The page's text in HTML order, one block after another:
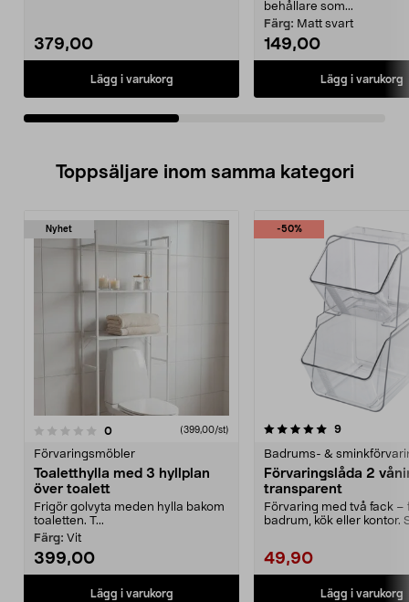
379,00
Lägg i varukorg
behållare som...
Färg: Matt svart
149,00
Lägg i varukorg
Toppsäljare inom samma kategori
Nyhet
0recensioner (399,00/st)
Förvaringsmöbler
Toaletthylla med 3 hyllplan
över toalett
Frigör golvyta meden hylla bakom
toaletten. T...
Färg: Vit
399,00
Lägg i varukorg
-50%
5.0 av 5 stjärnor 9recensioner
Badrums- &
Förvaringslåda 2
transparent
Förvaring med två fack –
badrum, kök eller kontor.
49,90
Lägg i varukorg
4.5 av 5 stjärnor